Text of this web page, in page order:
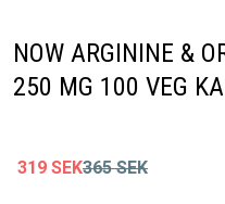
NOW ARGININE &
250 MG 100 VEG
319 SEK365 SEK